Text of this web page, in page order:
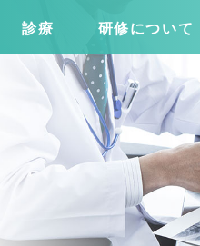
診療 研修について